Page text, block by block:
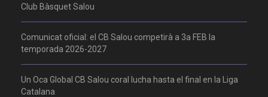
Club Bàsquet Salou
Comunicat oficial: el CB Salou competirà a 3a FEB la
temporada 2026-2027
Un Oca Global CB Salou coral lucha hasta el final en la Liga
Catalana